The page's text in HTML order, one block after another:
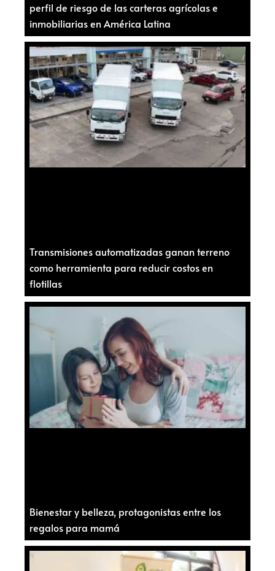
perfil de riesgo de las carteras agrícolas e
inmobiliarias en América Latina
Transmisiones automatizadas ganan terreno
como herramienta para reducir costos en
flotillas
Bienestar y belleza, protagonistas entre los
regalos para mamá